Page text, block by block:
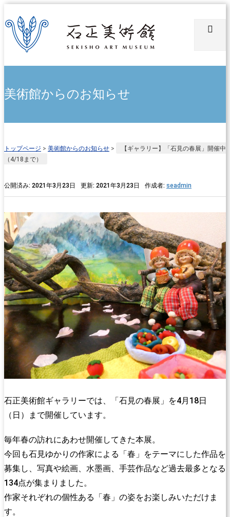
美術館からのお知らせ
トップページ > 美術館からのお知らせ >
【ギャラリー】「石見の春展」開催中
（4/18まで）
公開済み: 2021年3月23日 更新: 2021年3月23日 作成者: seadmin
石正美術館ギャラリーでは、「石見の春展」を4月18日
（日）まで開催しています。
毎年春の訪れにあわせ開催してきた本展。
今回も石見ゆかりの作家による「春」をテーマにした作品を
募集し、写真や絵画、水墨画、手芸作品など過去最多となる
134点が集まりました。
作家それぞれの個性ある「春」の姿をお楽しみいただけま
す。